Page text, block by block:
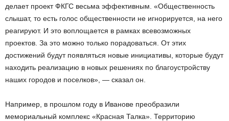
делает проект ФКГС весьма эффективным. «Общественность
слышат, то есть голос общественности не игнорируется, на него
реагируют. И это воплощается в рамках всевозможных
проектов. За это можно только порадоваться. От этих
достижений будут появляться новые инициативы, которые будут
находить реализацию в новых решениях по благоустройству
наших городов и поселков», — сказал он.
Например, в прошлом году в Иванове преобразили
мемориальный комплекс «Красная Талка». Территорию